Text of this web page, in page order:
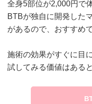
全身5部位が2,000円で
BTBが独自に開発した
があるので、おすすめで
施術の効果がすぐに目
試してみる価値はある